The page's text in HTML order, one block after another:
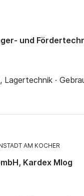
und
Lagertechnik ·
AM KOCHER
Kardex Mlog